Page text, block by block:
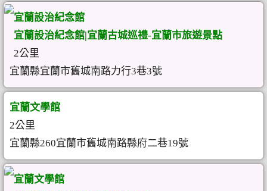
宜蘭設治紀念館
宜蘭設治紀念館|宜蘭古城巡禮-宜蘭市旅遊景點
2公里
宜蘭縣宜蘭市舊城南路力行3巷3號
宜蘭文學館
2公里
宜蘭縣260宜蘭市舊城南路縣府二巷19號
宜蘭文學館